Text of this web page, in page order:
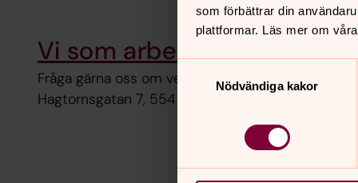
som förbättrar din
plattformar. Läs mer om
Samtyckesval
Nödvändiga kakor
Vi som arbetar i
Fråga gärna oss om verksamheten i
Hagtornsgatan 7, 554 57 Jönköping